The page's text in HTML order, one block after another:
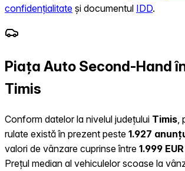
confidențialitate și documentul IDD.
Piața Auto Second-Hand
Timis
Conform datelor la nivelul județului Timis
rulate există în prezent peste 1.927
valori de vânzare cuprinse între 1.999 EUR
Prețul median al vehiculelor scoase la